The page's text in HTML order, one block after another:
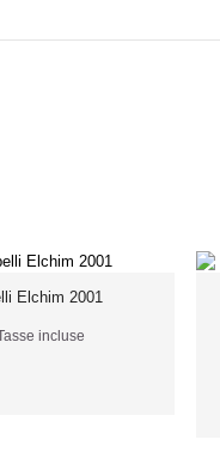
Elchim 2001
incluse